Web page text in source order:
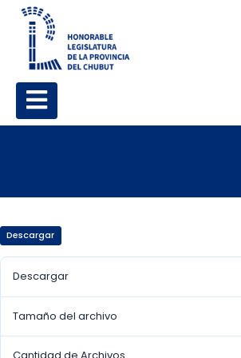
Descargar
Descargar
Tamaño del archivo